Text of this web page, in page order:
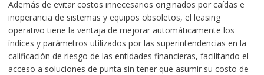
Además de evitar costos innecesarios originados por caídas e
inoperancia de sistemas y equipos obsoletos, el leasing
operativo tiene la ventaja de mejorar automáticamente los
índices y parámetros utilizados por las superintendencias en la
calificación de riesgo de las entidades financieras, facilitando el
acceso a soluciones de punta sin tener que asumir su costo de